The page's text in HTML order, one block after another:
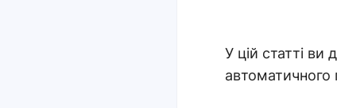
У цій статті ви
автоматичного